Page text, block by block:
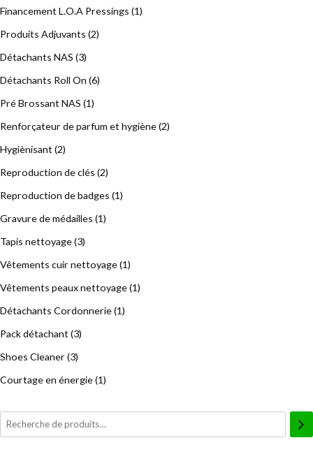
Financement L.O.A Pressings (1)
Produits Adjuvants (2)
Détachants NAS (3)
Détachants Roll On (6)
Pré Brossant NAS (1)
Renforçateur de parfum et hygiène(2)
Hygiènisant(2)
Reproduction de clés (2)
Reproduction de badges (1)
Gravure de médailles (1)
Tapis nettoyage(3)
Vêtements cuir nettoyage(1)
Vêtements peaux nettoyage(1)
Détachants Cordonnerie(1)
Pack détachant(3)
Shoes Cleaner (3)
Courtage en énergie(1)